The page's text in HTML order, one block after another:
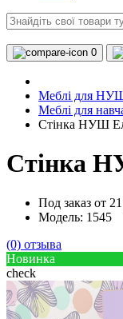
0
Меблі для
Меблі для
Стінка НУШ
Стінка
Под заказ от
Модель: 1545
(0) отзыва
Новинка
check